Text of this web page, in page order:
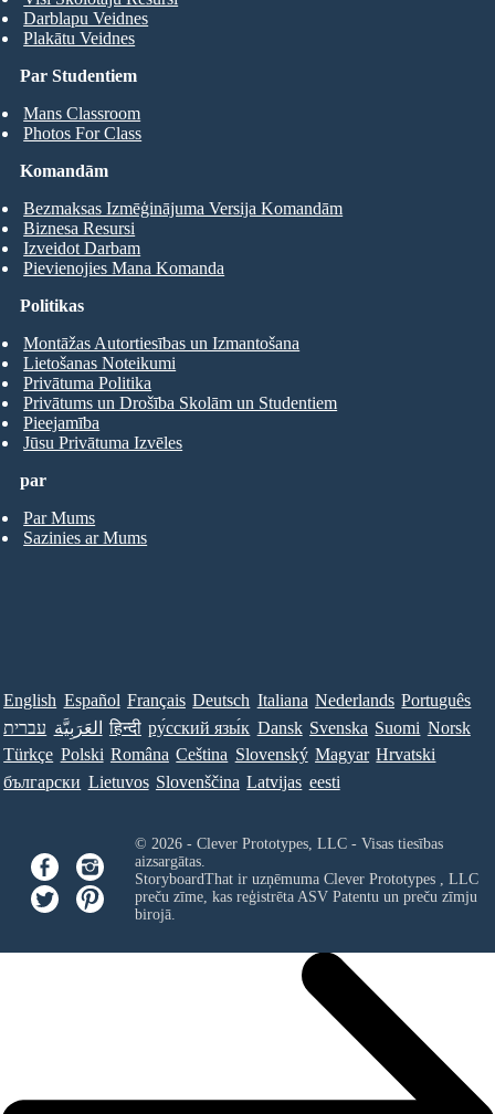
Par Studentiem
Mans Classroom
Photos For Class
Darblapu Veidnes
Plakātu Veidnes
Komandām
Bezmaksas Izmēģinājuma Versija Komandām
Biznesa Resursi
Izveidot Darbam
Pievienojies Mana Komanda
par
Par Mums
Sazinies ar Mums
Politikas
Montāžas Autortiesības un Izmantošana
Lietošanas Noteikumi
Privātuma Politika
Privātums un Drošība Skolām un Studentiem
Pieejamība
Jūsu Privātuma Izvēles
English Español Français Deutsch Italiana Nederlands Português
עברית العَرَبِيَّة हिन्दी ру́сский язы́к Dansk Svenska Suomi Norsk
Türkçe Polski Româna Ceština Slovenský Magyar Hrvatski
български Lietuvos Slovenščina Latvijas eesti
© 2026 - Clever Prototypes, LLC - Visas tiesības
aizsargātas.
StoryboardThat ir uzņēmuma Clever Prototypes , LLC
preču zīme, kas reģistrēta ASV Patentu un preču zīmju
birojā.